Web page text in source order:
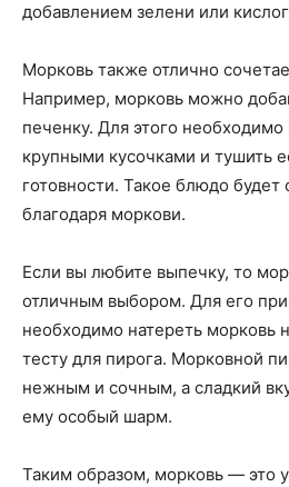
добавлением зелени или
Морковь также отлично
Например, морковь можно
печенку. Для этого необходимо
крупными кусочками и тушить
готовности. Такое блюдо
благодаря моркови.
Если вы любите выпечку, то
отличным выбором. Для его
необходимо натереть морковь
тесту для пирога. Морковной
нежным и сочным, а сладкий
ему особый шарм.
Таким образом, морковь — это